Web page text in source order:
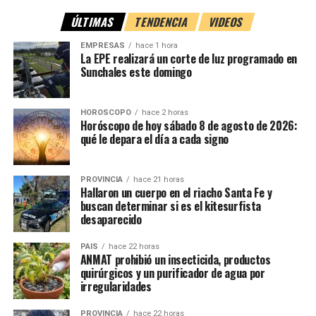
De acuerdo con el informe, esa disminución equivale a una
pérdida aproximada de$627.188 millones
conjunto de las jurisdicciones provinciales.
Fuente: NA
transporte y comercios
La expansión de los medios de pago digitales también
llegó al transporte público. Actualmente,
usuarios ya paga sus viajes con tarjetas o celulares
Los pagos electrónicos también ganan espacio en:
Cafeterías y restaurantes (38%).
Envío de dinero entre familiares y amigos
(47%).
En este último caso, las aplicaciones desplazaron tanto a
las transferencias bancarias tradicionales (15%) como al
efectivo (11%).
ÚLTIMAS TENDENCIA VIDEOS
EMPRESAS hace 1 hora
La EPE realizará un corte de luz programado en
Sunchales este domingo
HOROSCOPO hace 2 horas
Horóscopo de hoy sábado 8 de agosto de 2026:
qué le depara el día a cada signo
PROVINCIA hace 21 horas
Hallaron un cuerpo en el riacho Santa Fe y
buscan determinar si es el kitesurfista
desaparecido
PAIS hace 22 horas
ANMAT prohibió un insecticida, productos
quirúrgicos y un purificador de agua por
irregularidades
PROVINCIA hace 22 horas